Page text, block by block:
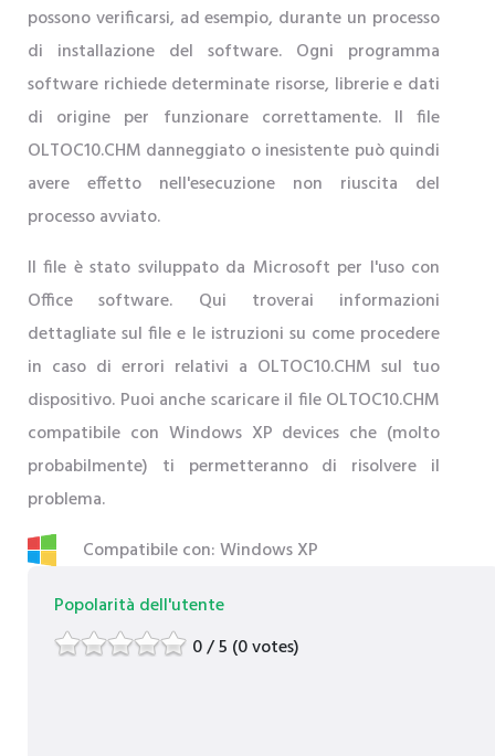
possono verificarsi, ad esempio, durante un processo
di installazione del software. Ogni programma
software richiede determinate risorse, librerie e dati
di origine per funzionare correttamente. Il file
OLTOC10.CHM danneggiato o inesistente può quindi
avere effetto nell'esecuzione non riuscita del
processo avviato.
Il file è stato sviluppato da Microsoft per l'uso con
Office software. Qui troverai informazioni
dettagliate sul file e le istruzioni su come procedere
in caso di errori relativi a OLTOC10.CHM sul tuo
dispositivo. Puoi anche scaricare il file OLTOC10.CHM
compatibile con Windows XP devices che (molto
probabilmente) ti permetteranno di risolvere il
problema.
Compatibile con: Windows XP
Popolarità dell'utente
0 / 5 (0 votes)